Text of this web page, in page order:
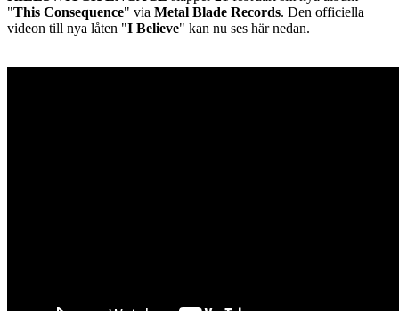
"This Consequence" via Metal Blade Records. Den officiella
videon till nya låten "I Believe" kan nu ses här nedan.